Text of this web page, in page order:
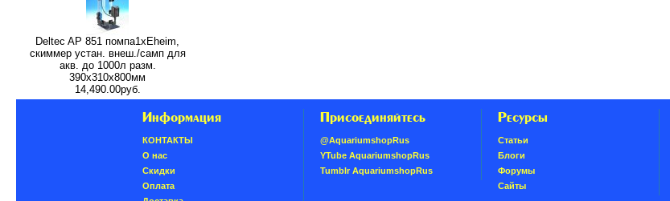
Deltec AP 851 помпа1xEheim,
скиммер устан. внеш./самп для
акв. до 1000л разм.
390х310х800мм
14,490.00руб.
Информация
КОНТАКТЫ
О нас
Скидки
Oплатa
Присоединяйтесь
@AquariumshopRus
YTube AquariumshopRus
Tumblr AquariumshopRus
Ресурсы
Статьи
Блоги
Форумы
Сайты